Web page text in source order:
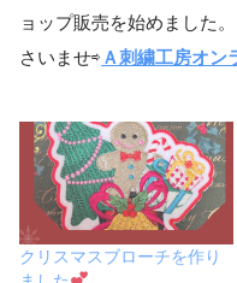
ョップ販売を始めました
さいませ⇨ Ａ刺繍工房オン
クリスマスブローチを作り